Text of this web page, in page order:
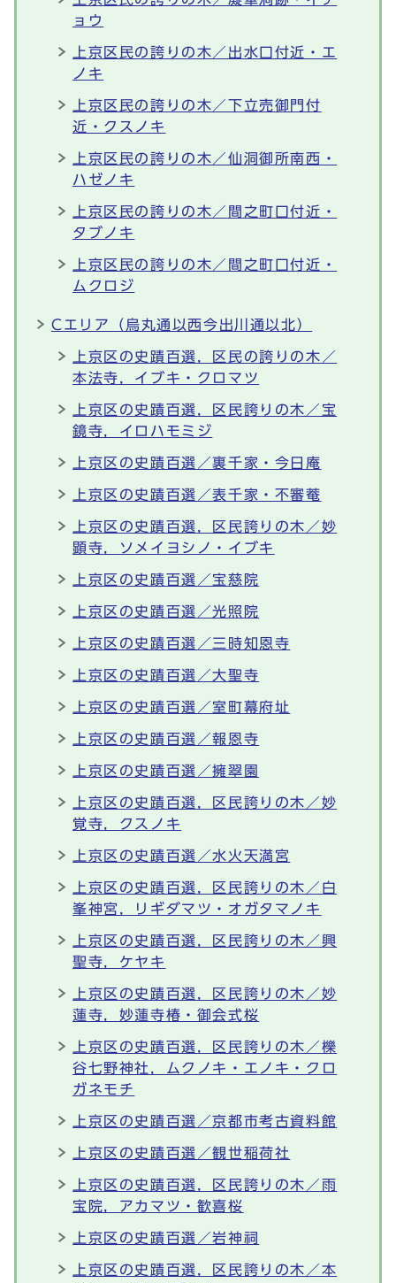
ョウ
上京区民の誇りの木／出水口付近・エ
ノキ
上京区民の誇りの木／下立売御門付
近・クスノキ
上京区民の誇りの木／仙洞御所南西・
ハゼノキ
上京区民の誇りの木／間之町口付近・
タブノキ
上京区民の誇りの木／間之町口付近・
ムクロジ
Cエリア（烏丸通以西今出川通以北）
上京区の史蹟百選，区民の誇りの木／
本法寺，イブキ・クロマツ
上京区の史蹟百選，区民誇りの木／宝
鏡寺，イロハモミジ
上京区の史蹟百選／裏千家・今日庵
上京区の史蹟百選／表千家・不審菴
上京区の史蹟百選，区民誇りの木／妙
顕寺，ソメイヨシノ・イブキ
上京区の史蹟百選／宝慈院
上京区の史蹟百選／光照院
上京区の史蹟百選／三時知恩寺
上京区の史蹟百選／大聖寺
上京区の史蹟百選／室町幕府址
上京区の史蹟百選／報恩寺
上京区の史蹟百選／擁翠園
上京区の史蹟百選，区民誇りの木／妙
覚寺，クスノキ
上京区の史蹟百選／水火天満宮
上京区の史蹟百選，区民誇りの木／白
峯神宮，リギダマツ・オガタマノキ
上京区の史蹟百選，区民誇りの木／興
聖寺，ケヤキ
上京区の史蹟百選，区民誇りの木／妙
蓮寺，妙蓮寺椿・御会式桜
上京区の史蹟百選，区民誇りの木／櫟
谷七野神社，ムクノキ・エノキ・クロ
ガネモチ
上京区の史蹟百選／京都市考古資料館
上京区の史蹟百選／観世稲荷社
上京区の史蹟百選，区民誇りの木／雨
宝院，アカマツ・歓喜桜
上京区の史蹟百選／岩神祠
上京区の史蹟百選，区民誇りの木／本